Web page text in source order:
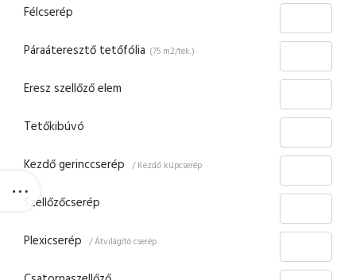
Félcserép
Páraáteresztő tetőfólia (75 m2/tek.)
Eresz szellőző elem
Tetőkibúvó
Kezdő gerinccserép / Kezdő kúpcserép
Szellőzőcserép
Plexicserép / Átvilágító cserép